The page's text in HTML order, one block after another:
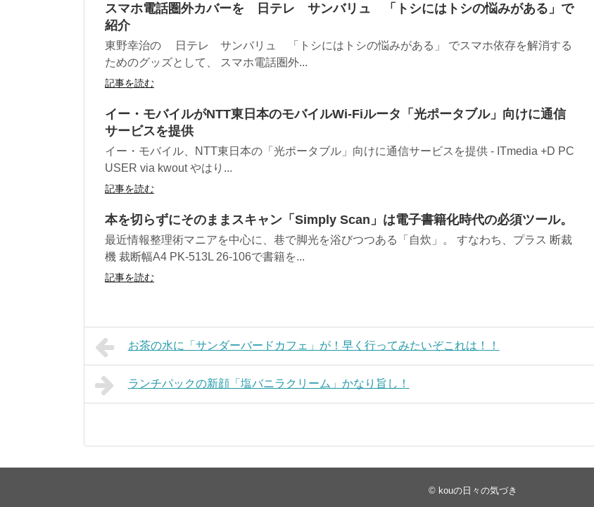
スマホ電話圏外カバーを 日テレ サンバリュ 「トシにはトシの悩みがある」で
紹介
東野幸治の 日テレ サンバリュ 「トシにはトシの悩みがある」 でスマホ依存を解消する
ためのグッズとして、 スマホ電話圏外...
記事を読む
イー・モバイルがNTT東日本のモバイルWi-Fiルータ「光ポータブル」向けに通信
サービスを提供
イー・モバイル、NTT東日本の「光ポータブル」向けに通信サービスを提供 - ITmedia +D PC
USER via kwout やはり...
記事を読む
本を切らずにそのままスキャン「Simply Scan」は電子書籍化時代の必須ツール。
最近情報整理術マニアを中心に、巷で脚光を浴びつつある「自炊」。 すなわち、プラス 断裁
機 裁断幅A4 PK-513L 26-106で書籍を...
記事を読む
お茶の水に「サンダーバードカフェ」が！早く行ってみたいぞこれは！！
ランチパックの新顔「塩バニラクリーム」かなり旨し！
© kouの日々の気づき